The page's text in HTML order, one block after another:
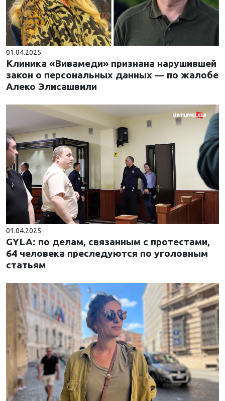
01.04.2025
Клиника «Вивамеди» признана нарушившей
закон о персональных данных — по жалобе
Алеко Элисашвили
01.04.2025
GYLA: по делам, связанным с протестами,
64 человека преследуются по уголовным
статьям